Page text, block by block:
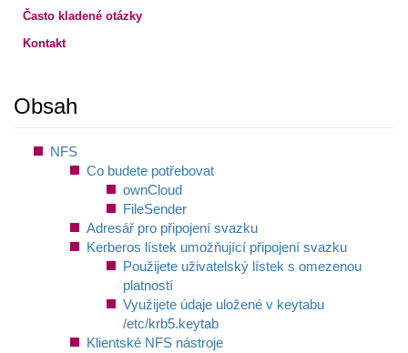
Často kladené otázky
Kontakt
Obsah
NFS
Co budete potřebovat
ownCloud
FileSender
Adresář pro připojení svazku
Kerberos lístek umožňující připojení svazku
Použijete uživatelský lístek s omezenou
platností
Využijete údaje uložené v keytabu
/etc/krb5.keytab
Klientské NFS nástroje